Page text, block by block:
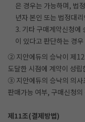
은 경우는 가능하며, 법
년자 본인 또는 법정대
3. 기타 구매계약신청에
이 있다고 판단하는 경우
② 지안에듀의 승낙이 제
도달한 시점에 계약이 성립
③ 지안에듀의 승낙의 의사
판매가능 여부, 구매신청
제11조(결제방법)